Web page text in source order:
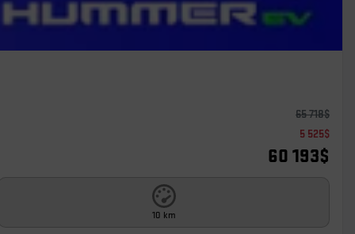
65 718$
5 525$
60 193$
10 km